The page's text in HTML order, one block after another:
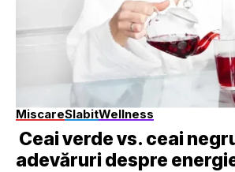
MiscareSlabitWellness
Ceai verde vs. ceai
adevăruri despre